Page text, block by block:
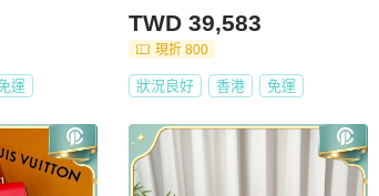
運
TWD 39,583
現折 800
狀況良好 香港 免運